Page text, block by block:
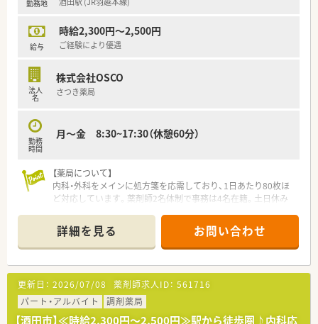
勤務地
給与
時給2,300円～2,500円
ご経験により優遇
法人
名
株式会社OSCO
さつき薬局
勤務
時間
月～金 8:30~17:30（休憩60分）
【薬局について】
内科・外科をメインに処方箋を応需しており、1日あたり80枚ほ
ど対応しています。薬剤師2名体制で事務は4名在籍。土日休み
半までの勤務で、子育て世代の薬剤師様にもおススメ。酒田市内
に他の店舗もあるため、ヘルプ体制も整っています。お互い様精
神で支えあいながら仕事ができる環境です。
【企業ポイント】
★代表も薬剤師で現場に出ているので風通しのいい社風です。
★事務さんは3年ごとに店舗異動があるため、店舗によってやり
方が違う、などの現場の問題を解消させています。
詳細を見る お問い合わせ
更新日： 2026/07/08 薬剤師求人ID： 561716
パート・アルバイト
調剤薬局
【酒田市】≪時給2,300円～2,500円≫駅から徒歩圏♪内科応